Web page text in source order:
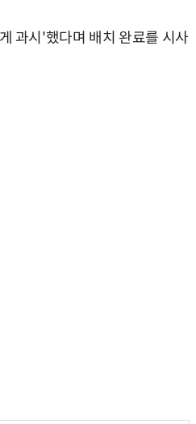
과시'했다며 배치 완료를 시사